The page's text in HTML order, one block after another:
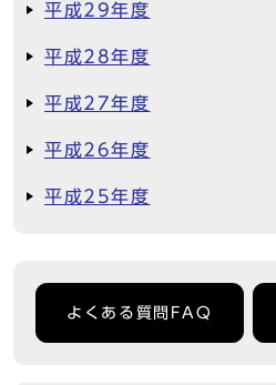
平成29年度
平成28年度
平成27年度
平成26年度
平成25年度
よくある質問FAQ